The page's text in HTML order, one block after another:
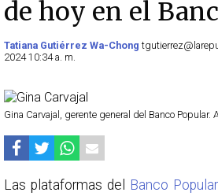
de hoy en el
Tatiana Gutiérrez Wa-Chong
2024 10:34 a. m.
Gina Carvajal, gerente general del Banco Popular.
Las plataformas del Banco Popular